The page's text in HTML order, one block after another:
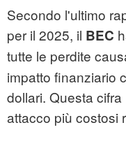
Secondo l'ultimo
per il 2025, il BEC
tutte le perdite
impatto finanziario
dollari. Questa
attacco più costosi